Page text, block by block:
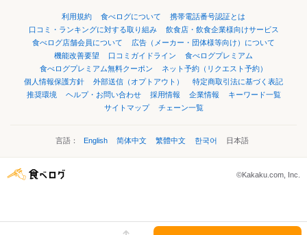
利用規約 食べログについて
携帯電話番号認証とは
口コミ・ランキングに対する取り組み
飲食店・飲食企業様向けサービス
食べログ店舗会員について
広告（メーカー・団体様等向け）について
機能改善要望
口コミガイドライン
食べログプレミアム
食べログプレミアム無料クーポン
ネット予約（リクエスト予約）
個人情報保護方針
外部送信（オプトアウト）
特定商取引法に基づく表記
推奨環境
ヘルプ・お問い合わせ 採用情報 企業情報
キーワード一覧
サイトマップ
チェーン一覧
言語： English 简体中文 繁體中文 한국어 日本語
©Kakaku.com, Inc.